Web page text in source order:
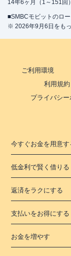
14年6ヶ月（1～151回
■SMBCモビットのロ
※ 2026年9月6日をも
ご利用環境
利用規約
プライバシ
今すぐお金を用意す
低金利で賢く借りる
返済をラクにする
支払いをお得にする
お金を増やす